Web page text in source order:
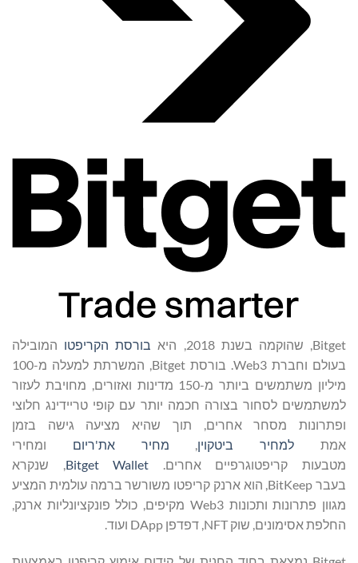
Bitget, שהוקמה בשנת 2018, היא בורסת הקריפטו המובילה
בעולם וחברת Web3. בורסת Bitget, המשרתת למעלה מ-100
מיליון משתמשים ביותר מ-150 מדינות ואזורים, מחויבת לעזור
למשתמשים לסחור בצורה חכמה יותר עם קופי טריידינג חלוצי
ופתרונות מסחר אחרים, תוך שהיא מציעה גישה בזמן
אמת למחיר ביטקוין, מחיר את'ריום ומחירי
מטבעות קריפטוגרפיים אחרים. Bitget Wallet, שנקרא
בעבר BitKeep, הוא ארנק קריפטו משורשר ברמה עולמית המציע
מגוון פתרונות ותכונות Web3 מקיפים, כולל פונקציונליות ארנק,
החלפת אסימונים, שוק NFT, דפדפן DApp ועוד.